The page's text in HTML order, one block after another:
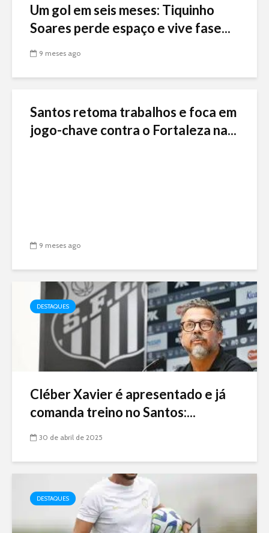
Um gol em seis meses: Tiquinho
Soares perde espaço e vive fase...
9 meses ago
Santos retoma trabalhos e foca em
jogo-chave contra o Fortaleza na...
9 meses ago
DESTAQUES
Cléber Xavier é apresentado e já
comanda treino no Santos:...
30 de abril de 2025
DESTAQUES